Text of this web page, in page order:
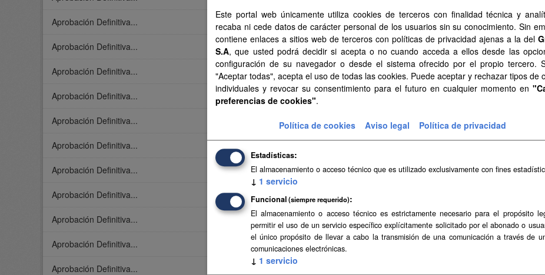
Aprobación Definitiva...
Aprobación Definitiva...
Aprobación Definitiva...
Aprobación Definitiva...
Aprobación Definitiva...
Aprobación Definitiva...
Aprobación Definitiva...
Aprobación Definitiva...
Aprobación Definitiva...
Aprobación Definitiva...
Aprobación Definitiva...
Este portal web únicamente utiliza cookies de terceros con finalidad técnica y
recaba ni cede datos de carácter personal de los usuarios sin su conocimiento. Sin
contiene enlaces a sitios web de terceros con políticas de privacidad ajenas a la del
S.A, que usted podrá decidir si acepta o no cuando acceda a ellos desde las
configuración de su navegador o desde el sistema ofrecido por el propio tercero.
"Aceptar todas", acepta el uso de todas las cookies. Puede aceptar y rechazar tipos de
individuales y revocar su consentimiento para el futuro en cualquier momento en
preferencias de cookies".
Política de cookies Aviso legal Política de privacidad
Estadísticas
El almacenamiento o acceso técnico que es utilizado exclusivamente con fines
↓ 1 servicio
Funcional (siempre requerido)
El almacenamiento o acceso técnico es estrictamente necesario para el propósito
permitir el uso de un servicio específico explícitamente solicitado por el abonado o
el único propósito de llevar a cabo la transmisión de una comunicación a través de
comunicaciones electrónicas.
↓ 1 servicio